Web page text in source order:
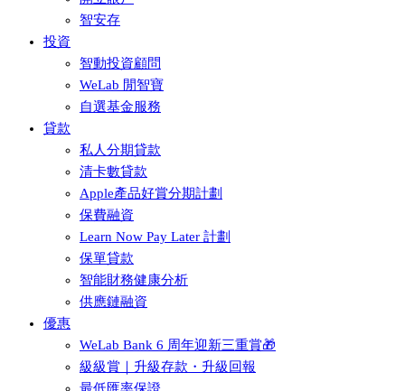
智安存
投資
智動投資顧問
WeLab 閒智寶
自選基金服務
貸款
私人分期貸款
清卡數貸款
Apple產品好賞分期計劃
保費融資
Learn Now Pay Later 計劃
保單貸款
智能財務健康分析
供應鏈融資
優惠
WeLab Bank 6 周年迎新三重賞🎁
級級賞｜升級存款・升級回報